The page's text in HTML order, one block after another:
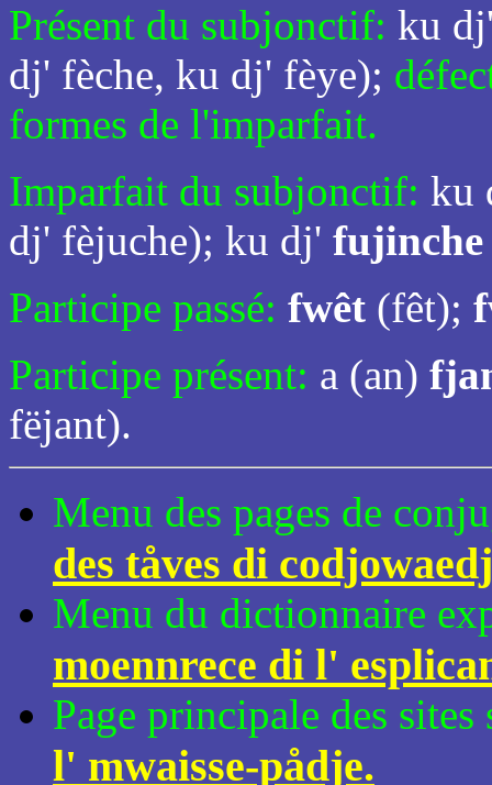
Présent du subjonctif: ku
dj' fèche, ku dj' fèye);
formes de l'imparfait.
Imparfait du subjonctif: ku
dj' fèjuche); ku dj' fujinche
Participe passé: fwêt (fêt);
Participe présent: a (an)
fëjant).
Menu des pages de
des tåves di
Menu du dictionnaire
moennrece di l'
Page principale des
l' mwaisse-pådje.